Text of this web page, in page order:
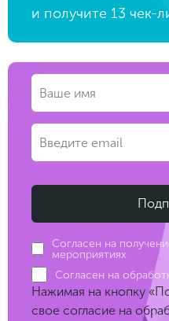
и получите 13 чек-
Согласен на
мероприятиях
Согласен на
Нажимая на кнопку
свое согласие на